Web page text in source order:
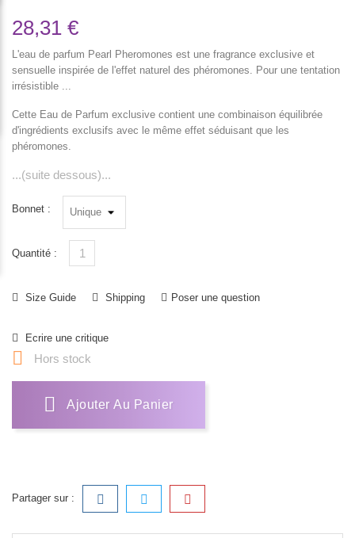
28,31 €
L'eau de parfum Pearl Pheromones est une fragrance exclusive et
sensuelle inspirée de l'effet naturel des phéromones. Pour une tentation
irrésistible ...
Cette Eau de Parfum exclusive contient une combinaison équilibrée
d'ingrédients exclusifs avec le même effet séduisant que les
phéromones.
...(suite dessous)...
Bonnet :
Quantité :
Size Guide Shipping Poser une question
Ecrire une critique
 Hors stock
Ajouter Au Panier
Partager sur :